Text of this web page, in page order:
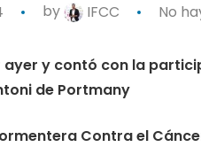
by IFCC No
ayer y contó con la
de Portmany
Contra el